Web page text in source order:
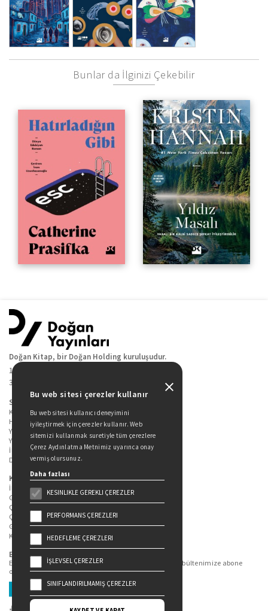
Bunlar da İlginizi Çekebilir
Doğan Kitap, bir Doğan Holding kuruluşudur.
19 Mayıs Cad. Golden Plaza No:1 Kat:10
34360 / Şişli / İstanbul
Sitede Yer Alan Sayfalar
Kitaplarımız
Hakkımızda
Yazarlarımız
Yazar Adayları İçin
İletişim
Duygu Asena Roman Ödülü
Kişisel Verilerin Korunması
İlgili Kişi Başvuru Formu
Genel Aydınlatma Metni
Çekiliş Aydınlatma Metni
Çerez Aydınlatma Metni
Gizlilik Politikası
Kullanım Şartları
Bizi Takip Edin...
En güncel kitap ve etkinliklerden haberdar olmak için bültenimize abone
olun.
Üye Ol
Bu web sitesi çerezler kullanır
Bu web sitesi kullanıcı deneyimini
iyileştirmek için çerezler kullanır. Web
sitemizi kullanmak suretiyle tüm çerezlere
Çerez Aydınlatma Metnimiz uyarınca onay
vermiş olursunuz.
Daha fazlası
KESINLIKLE GEREKLI ÇEREZLER
PERFORMANS ÇEREZLERI
HEDEFLEME ÇEREZLERI
İŞLEVSEL ÇEREZLER
SINIFLANDIRILMAMIŞ ÇEREZLER